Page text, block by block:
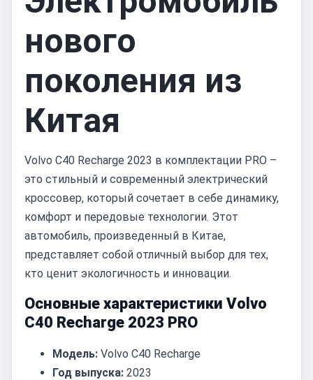
нового
поколения из
Китая
Volvo C40 Recharge 2023 в комплектации PRO –
это стильный и современный электрический
кроссовер, который сочетает в себе динамику,
комфорт и передовые технологии. Этот
автомобиль, произведенный в Китае,
представляет собой отличный выбор для тех,
кто ценит экологичность и инновации.
Основные характеристики Volvo
C40 Recharge 2023 PRO
Модель: Volvo C40 Recharge
Год выпуска: 2023